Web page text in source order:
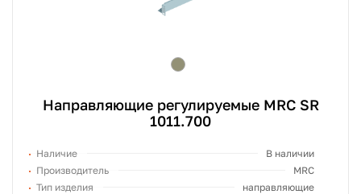
Направляющие регулируемые MRC SR
1011.700
Наличие
В наличии
Производитель
MRC
Тип изделия
направляющие